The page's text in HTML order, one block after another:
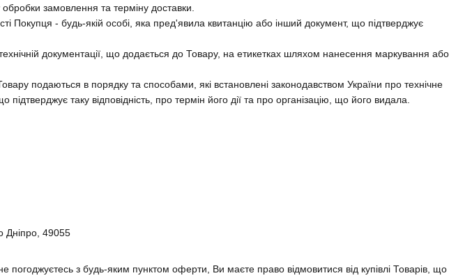
замовлення та терміну доставки.
Покупця - будь-якій особі, яка пред'явила квитанцію або інший документ, що підтверджує
документації, що додається до Товару, на етикетках шляхом нанесення маркування або
подаються в порядку та способами, які встановлені законодавством України про технічне
таку відповідність, про термін його дії та про організацію, що його видала.
Дніпро, 49055
погоджуєтесь з будь-яким пунктом оферти, Ви маєте право відмовитися від купівлі Товарів, що